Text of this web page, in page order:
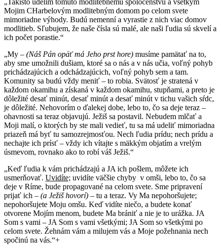
„Takisto udelím tomuto modlitebnému spoločenstvu a všetkým
Mojim CHarbelovým modlitebným domom po celom svete
mimoriadne výhody. Budú nemenní a vyrastie z nich viac domov
modlitieb. Sľubujem, že naše čísla sú malé, ale naši ľudia sú skvelí a
ich počet porastie.“
„My – (Náš Pán opäť má Jeho prst hore) musíme pamätať na to,
aby sme umožnili dušiam, ktoré sa o nás a v nás učia, voľný pohyb
prichádzajúcich a odchádzajúcich, voľný pohyb sem a tam.
Komunity sa budú vždy meniť – to robia. Svätosť je stratená v
každom okamihu a získaná v každom okamihu, stupňami, a preto je
dôležité desať minút, desať minút a desať minút v tichu vašich sŕdc,
je dôležité. Nehovorím o ďalekej dobe, lebo to, čo sa deje teraz –
ohavnosti sa teraz objavujú. Ježiš sa postavil. Nebudem mlčať a
Moji malí, o ktorých by ste mali vedieť, tu sa má udeliť mimoriadna
priazeň má byť tu samozrejmosťou. Nech ľudia prídu; nech prídu a
nechajte ich prísť – vždy ich vítajte s mäkkým objatím a vrelým
úsmevom, rovnako ako to robí váš Ježiš.“
„Keď ľudia k vám prichádzajú a JA ich pošlem, môžete ich
usmerňovať. Uvidíte; uvidíte väčšie chyby v omši, lebo to, čo sa
deje v Ríme, bude propagované na celom svete. Sme pripravení
prijať ich – (a Ježiš hovorí) – tu a teraz. Vy Ma nepohoršujete;
nepohoršujete Moju omšu. Keď vidíte niečo, a budete konať
otvorene Mojím menom, budete Ma brániť a nie je to urážka. JA
Som s vami – JA Som s vami všetkými; JA Som so všetkými po
celom svete. Žehnám vám a milujem vás a Moje požehnania nech
spočinú na vás.“+